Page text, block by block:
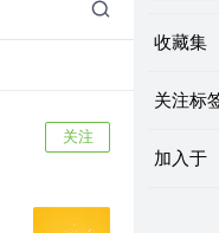
关注
收藏集
关注标
加入于